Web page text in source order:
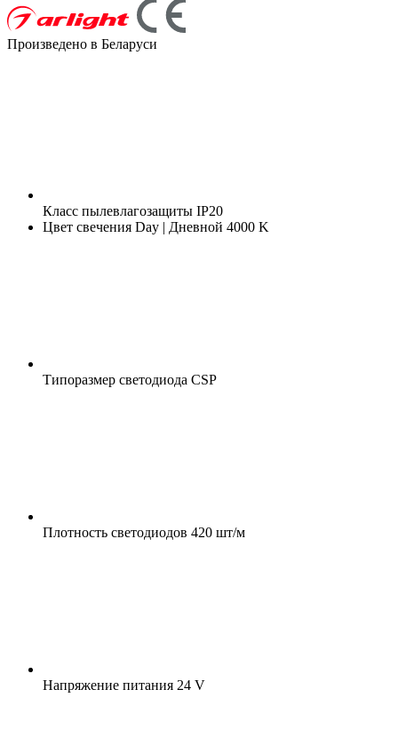
Произведено в Беларуси
Класс пылевлагозащиты IP20
Цвет свечения Day | Дневной 4000 K
Типоразмер светодиода CSP
Плотность светодиодов 420 шт/м
Напряжение питания 24 V